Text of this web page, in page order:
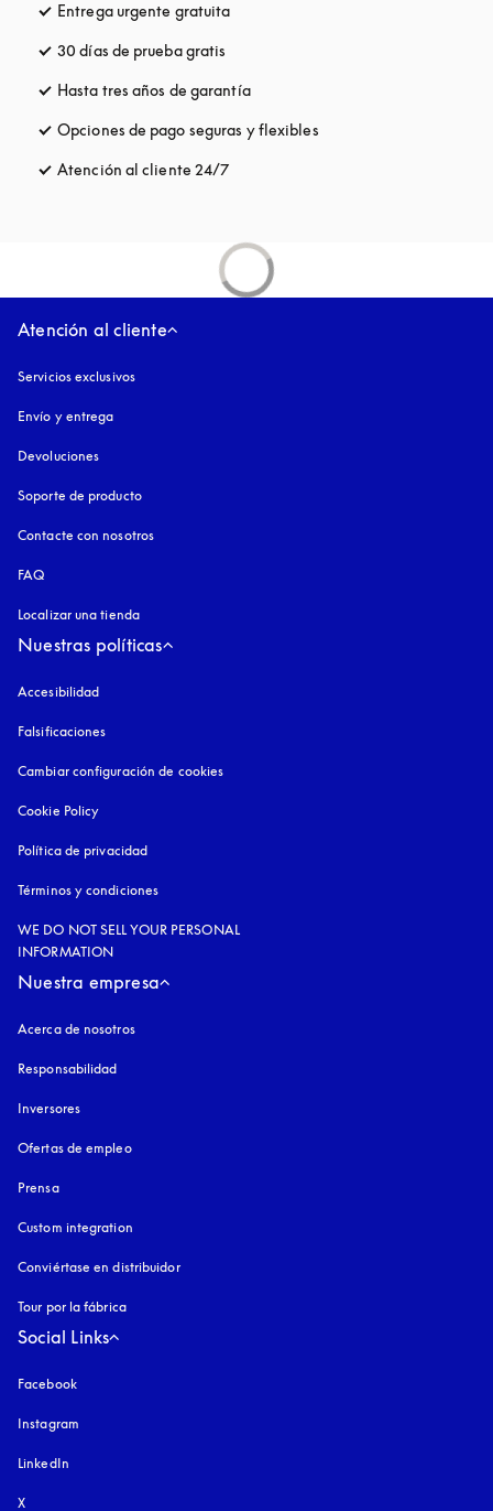
Entrega urgente gratuita
30 días de prueba gratis
Hasta tres años de garantíaapertura en una pestaña nueva
Opciones de pago seguras y flexibles
Atención al cliente 24/7
Atención al cliente
Servicios exclusivos
Envío y entrega
Devoluciones
Soporte de producto
Contacte con nosotros
FAQ
Localizar una tienda
Nuestras políticas
Accesibilidad
Falsificaciones
Cambiar configuración de cookies
Cookie Policy
Política de privacidad
Términos y condiciones
WE DO NOT SELL YOUR PERSONAL
INFORMATION
Nuestra empresa
Acerca de nosotros
Responsabilidad
Inversores
Ofertas de empleo
Prensa
Custom integration
Conviértase en distribuidor
Tour por la fábrica
Social Links
Facebook
Instagram
LinkedIn
X